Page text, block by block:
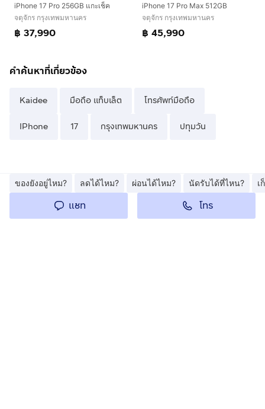
iPhone 17 Pro 256GB แกะเช็ค
จตุจักร กรุงเทพมหานคร
฿ 37,990
iPhone 17 Pro Max 512GB
จตุจักร กรุงเทพมหานคร
฿ 45,990
คำค้นหาที่เกี่ยวข้อง
Kaidee มือถือ แท็บเล็ต โทรศัพท์มือถือ
IPhone 17 กรุงเทพมหานคร ปทุมวัน
ของยังอยู่ไหม? ลดได้ไหม? ผ่อนได้ไหม? นัดรับได้ที่ไหน? เ
แชท โทร